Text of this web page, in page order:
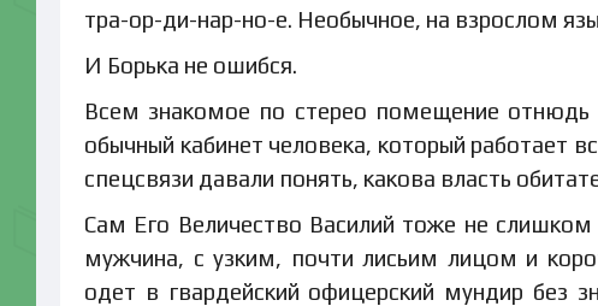
тра-ор-ди-нар-но-е. Необычное, на взрослом
И Борька не ошибся.
Всем знакомое по стерео помещение
обычный кабинет человека, который работает
спецсвязи давали понять, какова власть
Сам Его Величество Василий тоже не
мужчина, с узким, почти лисьим лицом и
одет в гвардейский офицерский мундир без